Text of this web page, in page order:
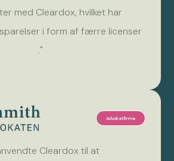
med Cleardox, hvilket har
i form af færre licenser
."
Advokatfirma
Cleardox til at